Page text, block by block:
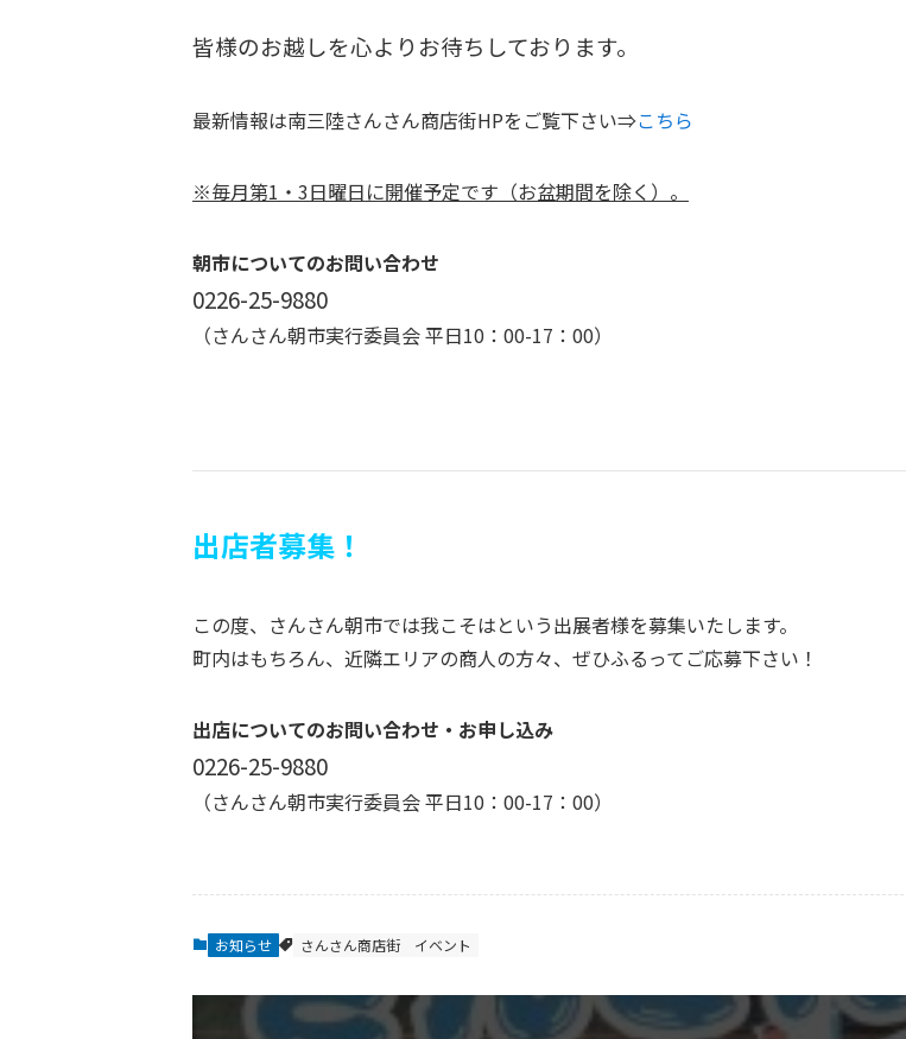
皆様のお越しを心よりお待ちしております。
最新情報は南三陸さんさん商店街HPをご覧下さい⇒こちら
※毎月第1・3日曜日に開催予定です（お盆期間を除く）。
朝市についてのお問い合わせ
0226-25-9880
（さんさん朝市実行委員会 平日10：00-17：00）
出店者募集！
この度、さんさん朝市では我こそはという出展者様を募集いたします。
町内はもちろん、近隣エリアの商人の方々、ぜひふるってご応募下さい！
出店についてのお問い合わせ・お申し込み
0226-25-9880
（さんさん朝市実行委員会 平日10：00-17：00）
お知らせ さんさん商店街 イベント